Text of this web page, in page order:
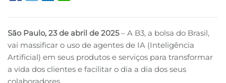
São Paulo, 23 de abril de 2025– A B3, a bolsa do Brasil,
vai massificar o uso de agentes de IA (Inteligência
Artificial) em seus produtos e serviços para transformar
a vida dos clientes e facilitar o dia a dia dos seus